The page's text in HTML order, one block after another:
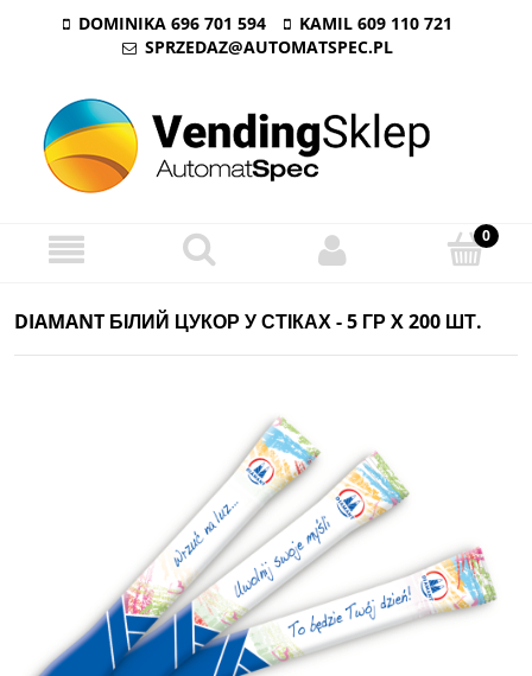
DOMINIKA 696 701 594
KAMIL 609 110 721
SPRZEDAZ@AUTOMATSPEC.PL
DIAMANT БІЛИЙ ЦУКОР У СТІКАХ - 5 ГР X 200 ШТ.